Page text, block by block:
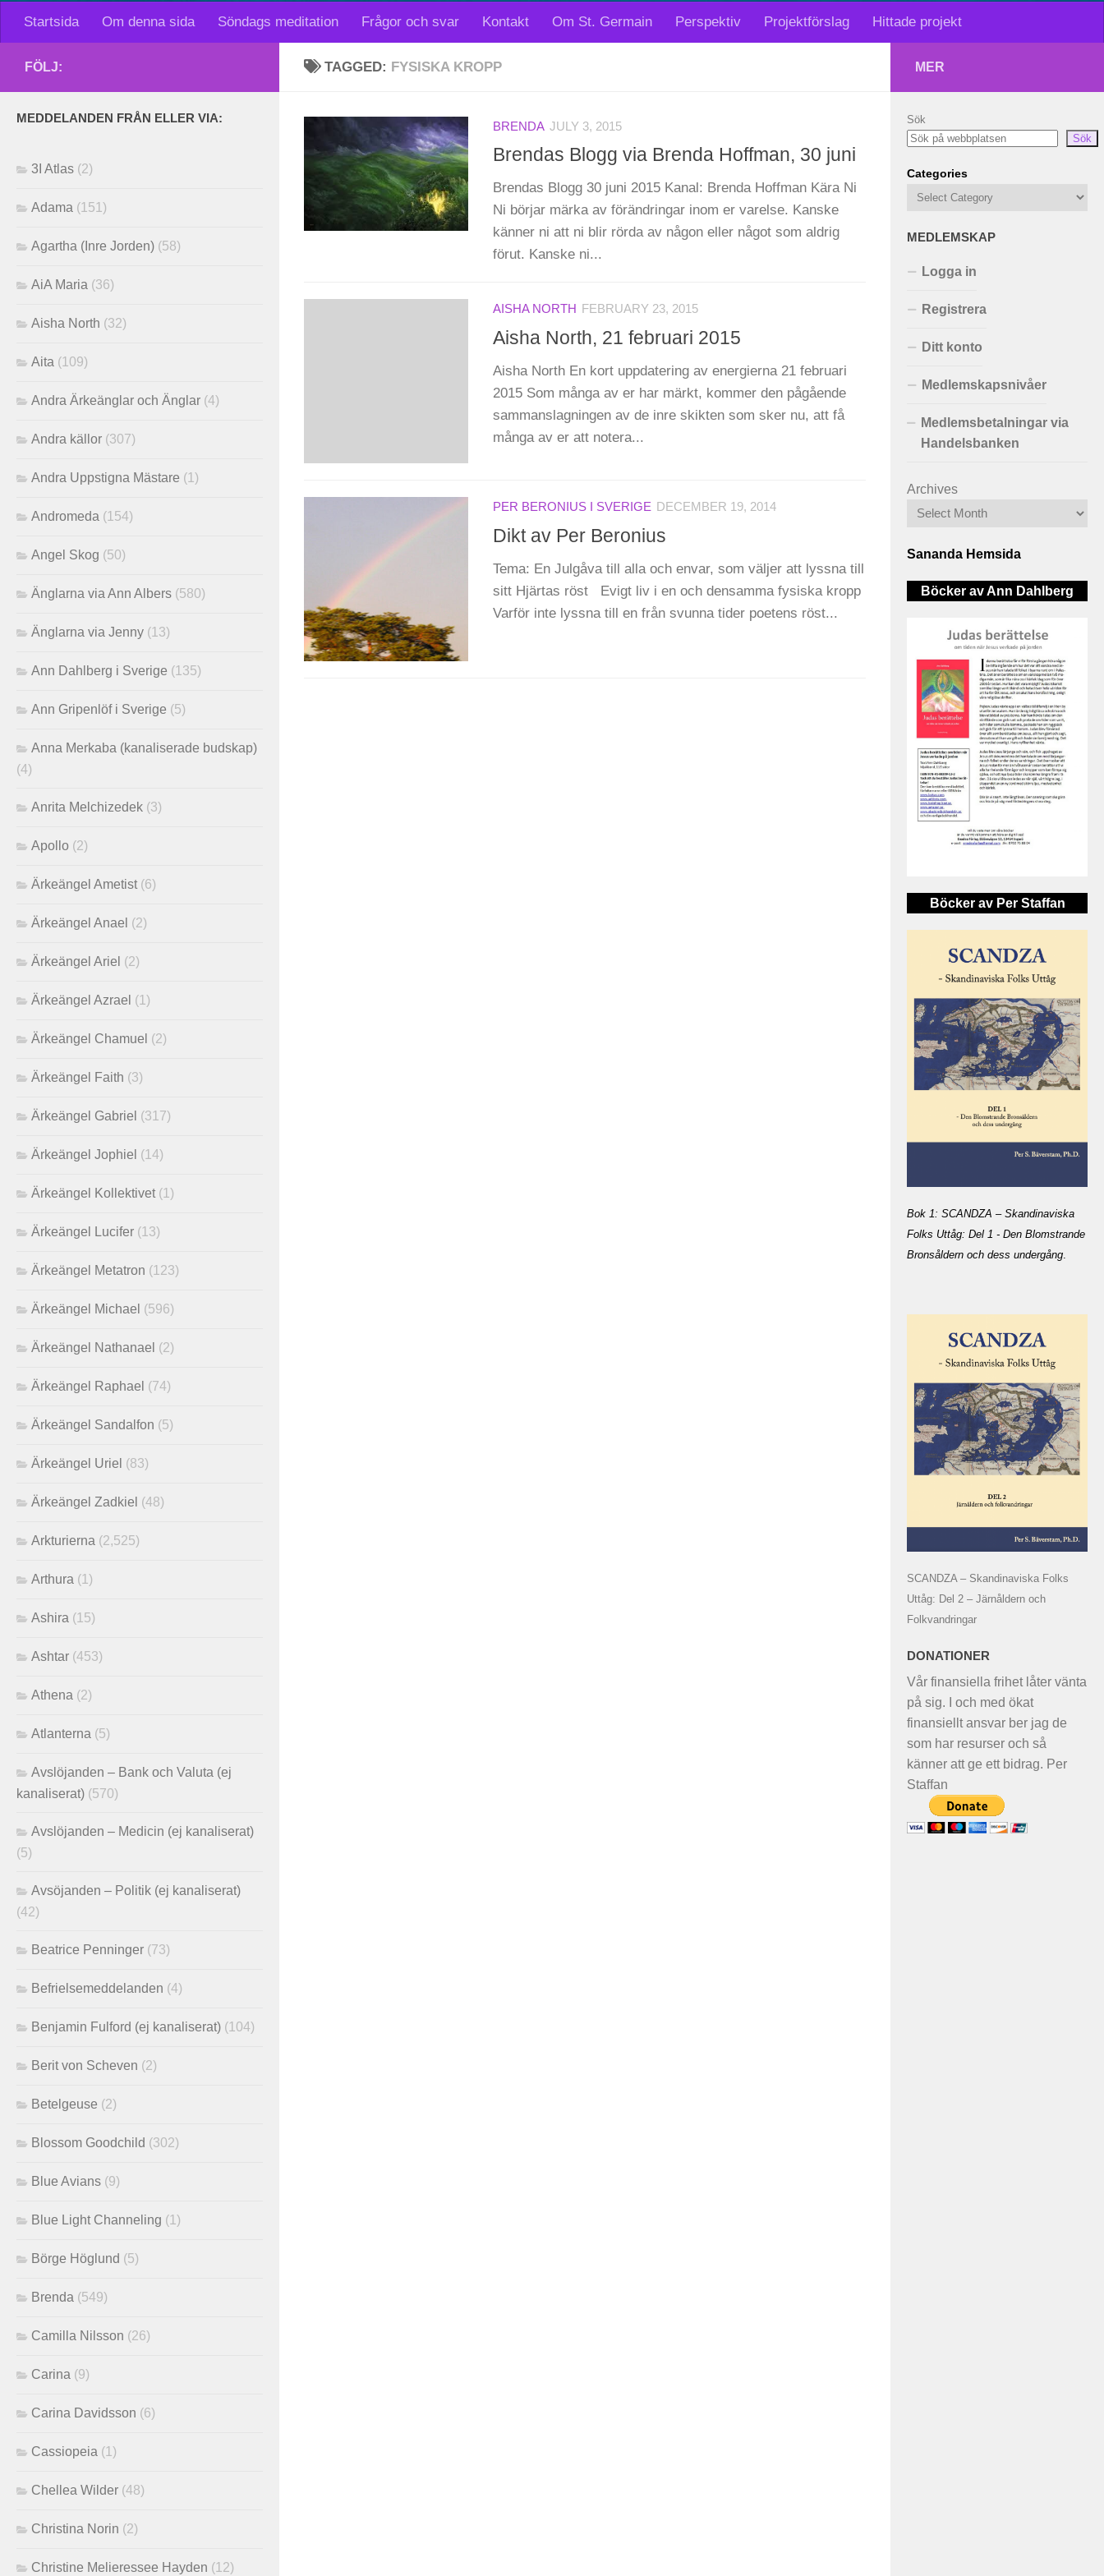
Startsida Om denna sida Söndags meditation Frågor och svar Kontakt Om St. Germain Perspektiv Projektförslag Hittade projekt
TAGGED: FYSISKA KROPP
BRENDA JULY 3, 2015
Brendas Blogg via Brenda Hoffman, 30 juni
Brendas Blogg 30 juni 2015 Kanal: Brenda Hoffman Kära Ni
Ni börjar märka av förändringar inom er varelse. Kanske
känner ni att ni blir rörda av någon eller något som aldrig
förut. Kanske ni...
AISHA NORTH FEBRUARY 23, 2015
Aisha North, 21 februari 2015
Aisha North En kort uppdatering av energierna 21 februari
2015 Som många av er har märkt, kommer den pågående
sammanslagningen av de inre skikten som sker nu, att få
många av er att notera...
PER BERONIUS I SVERIGE DECEMBER 19, 2014
Dikt av Per Beronius
Tema: En Julgåva till alla och envar, som väljer att lyssna till
sitt Hjärtas röst Evigt liv i en och densamma fysiska kropp
Varför inte lyssna till en från svunna tider poetens röst...
FÖLJ:
MEDDELANDEN FRÅN ELLER VIA:
3I Atlas (2)
Adama (151)
Agartha (Inre Jorden) (58)
AiA Maria (36)
Aisha North (32)
Aita (109)
Andra Ärkeänglar och Änglar (4)
Andra källor (307)
Andra Uppstigna Mästare (1)
Andromeda (154)
Angel Skog (50)
Änglarna via Ann Albers (580)
Änglarna via Jenny (13)
Ann Dahlberg i Sverige (135)
Ann Gripenlöf i Sverige (5)
Anna Merkaba (kanaliserade budskap)
(4)
Anrita Melchizedek (3)
Apollo (2)
Ärkeängel Ametist (6)
Ärkeängel Anael (2)
Ärkeängel Ariel (2)
Ärkeängel Azrael (1)
Ärkeängel Chamuel (2)
Ärkeängel Faith (3)
Ärkeängel Gabriel (317)
Ärkeängel Jophiel (14)
Ärkeängel Kollektivet (1)
Ärkeängel Lucifer (13)
Ärkeängel Metatron (123)
Ärkeängel Michael (596)
Ärkeängel Nathanael (2)
Ärkeängel Raphael (74)
Ärkeängel Sandalfon (5)
Ärkeängel Uriel (83)
Ärkeängel Zadkiel (48)
Arkturierna (2,525)
Arthura (1)
Ashira (15)
Ashtar (453)
Athena (2)
Atlanterna (5)
Avslöjanden – Bank och Valuta (ej
kanaliserat) (570)
Avslöjanden – Medicin (ej kanaliserat)
(5)
Avsöjanden – Politik (ej kanaliserat)
(42)
Beatrice Penninger (73)
Befrielsemeddelanden (4)
Benjamin Fulford (ej kanaliserat) (104)
Berit von Scheven (2)
Betelgeuse (2)
Blossom Goodchild (302)
Blue Avians (9)
Blue Light Channeling (1)
Börge Höglund (5)
Brenda (549)
Camilla Nilsson (26)
Carina (9)
Carina Davidsson (6)
Cassiopeia (1)
Chellea Wilder (48)
Christina Norin (2)
Christine Melieressee Hayden (12)
MER
Sök
Sök
Categories
MEDLEMSKAP
Logga in
Registrera
Ditt konto
Medlemskapsnivåer
Medlemsbetalningar via
Handelsbanken
Archives
Sananda Hemsida
Böcker av Ann Dahlberg
Böcker av Per Staffan
Bok 1: SCANDZA – Skandinaviska
Folks Uttåg: Del 1 - Den Blomstrande
Bronsåldern och dess undergång.
SCANDZA – Skandinaviska Folks
Uttåg: Del 2 – Järnåldern och
Folkvandringar
DONATIONER
Vår finansiella frihet låter vänta
på sig. I och med ökat
finansiellt ansvar ber jag de
som har resurser och så
känner att ge ett bidrag. Per
Staffan